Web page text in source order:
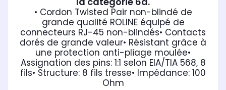
• Cordon Twisted Pair non-blindé de
grande qualité ROLINE équipé de
connecteurs RJ-45 non-blindés• Contacts
dorés de grande valeur• Résistant grâce à
une protection anti-pliage moulée•
Assignation des pins: 1:1 selon EIA/TIA 568, 8
fils• Structure: 8 fils tresse• Impédance: 100
Ohm